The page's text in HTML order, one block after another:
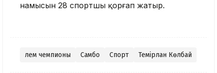
намысын 28 спортшы қорғап жатыр.
Әлем чемпионы Самбо Спорт Темірлан Көлбай